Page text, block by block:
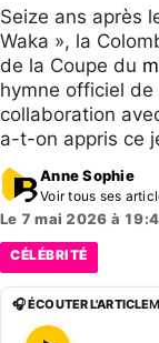
Seize ans après
Waka », la
de la Coupe du
hymne officiel de
collaboration
a-t-on appris ce
Anne Sophie
Voir tous ses
Le 7 mai 2026 à
CÉLÉBRITÉ
🎧 ÉCOUTER L'ARTICLE